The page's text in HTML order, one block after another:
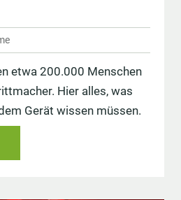
etwa 200.000 Menschen
Hier alles, was
Gerät wissen müssen.